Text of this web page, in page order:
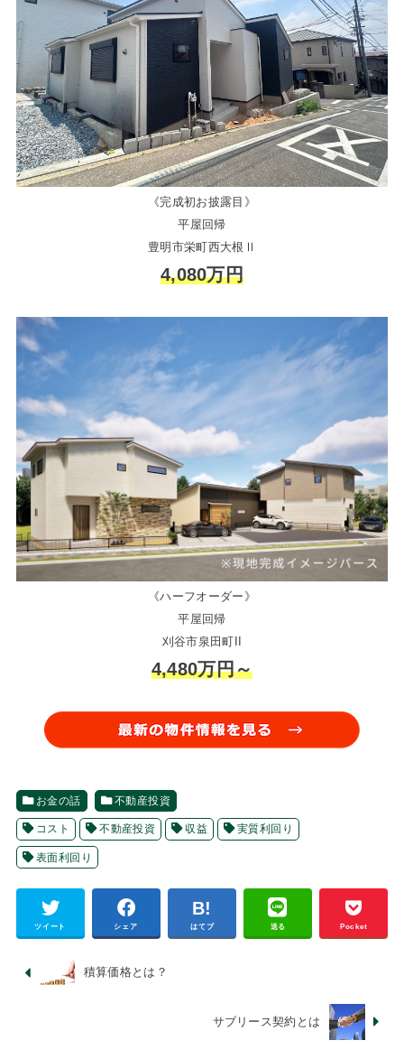
《完成初お披露目》
平屋回帰
豊明市栄町西大根Ⅱ
4,080万円
《ハーフオーダー》
平屋回帰
刈谷市泉田町II
4,480万円～
お金の話 不動産投資
コスト 不動産投資 収益 実質利回り
表面利回り
ツイート シェア はてブ 送る Pocket
積算価格とは？
サブリース契約とは